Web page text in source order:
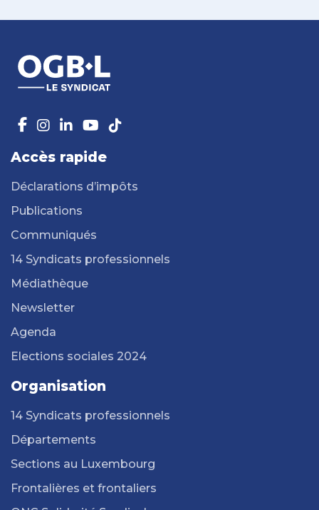
Accès rapide
Déclarations d’impôts
Publications
Communiqués
14 Syndicats professionnels
Médiathèque
Newsletter
Agenda
Elections sociales 2024
Organisation
14 Syndicats professionnels
Départements
Sections au Luxembourg
Frontalières et frontaliers